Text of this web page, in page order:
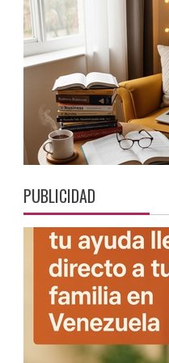
PUBLICIDAD